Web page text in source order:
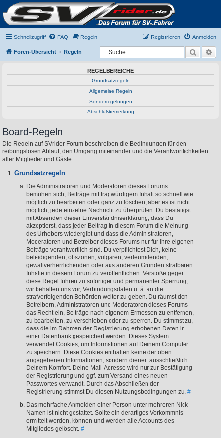
Schnellzugriff FAQ Regeln Anmelden
Registrieren
Foren-Übersicht Regeln Suche
REGELBEREICHE
Grundsatzregeln
Allgemeine Regeln
Sonderregelungen
Abschlußbemerkung
Board-Regeln
Die Regeln auf SVrider Forum beschreiben die Bedingungen für den
reibungslosen Ablauf, den Umgang miteinander und die Verantwortlichkeiten
aller Mitglieder und Gäste.
Grundsatzregeln
Die Administratoren und Moderatoren dieses Forums
bemühen sich, Beiträge mit fragwürdigem Inhalt so schnell wie
möglich zu bearbeiten oder ganz zu löschen, aber es ist nicht
möglich, jede einzelne Nachricht zu überprüfen. Du bestätigst
mit Absenden dieser Einverständniserklärung, dass Du
akzeptierst, dass jeder Beitrag in diesem Forum die Meinung
des Urhebers wiedergibt und dass die Administratoren,
Moderatoren und Betreiber dieses Forums nur für ihre eigenen
Beiträge verantwortlich sind. Du verpflichtest Dich, keine
beleidigenden, obszönen, vulgären, verleumdenden,
gewaltverherrlichenden oder aus anderen Gründen strafbaren
Inhalte in diesem Forum zu veröffentlichen. Verstöße gegen
diese Regel führen zu sofortiger und permanenter Sperrung,
wir behalten uns vor, Verbindungsdaten u. ä. an die
strafverfolgenden Behörden weiter zu geben. Du räumst den
Betreibern, Administratoren und Moderatoren dieses Forums
das Recht ein, Beiträge nach eigenem Ermessen zu entfernen,
zu bearbeiten, zu verschieben oder zu sperren. Du stimmst zu,
dass die im Rahmen der Registrierung erhobenen Daten in
einer Datenbank gespeichert werden. Dieses System
verwendet Cookies, um Informationen auf Deinem Computer
zu speichern. Diese Cookies enthalten keine der oben
angegebenen Informationen, sondern dienen ausschließlich
Deinem Komfort. Deine Mail-Adresse wird nur zur Bestätigung
der Registrierung und ggf. zum Versand eines neuen
Passwortes verwandt. Durch das Abschließen der
Registrierung stimmst Du diesen Nutzungsbedingungen zu. #
Das mehrfache Anmelden einer Person unter mehreren Nick-
Namen ist nicht gestattet. Sollte ein derartiges Vorkommnis
ermittelt werden, können und werden alle Accounts des
Mitgliedes gelöscht. #